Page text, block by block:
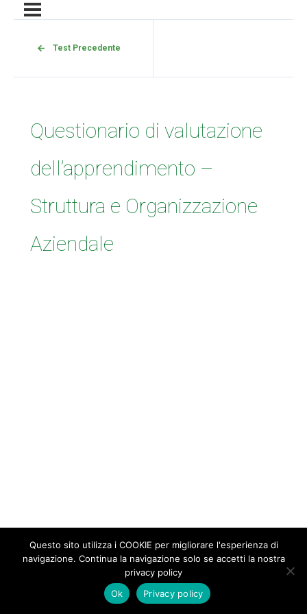
Test Precedente
Questionario di valutazione
dell’apprendimento –
Struttura e Organizzazione
Aziendale
Questo sito utilizza i COOKIE per migliorare l'esperienza di
navigazione. Continua la navigazione solo se accetti la nostra
privacy policy
Ok
Privacy policy